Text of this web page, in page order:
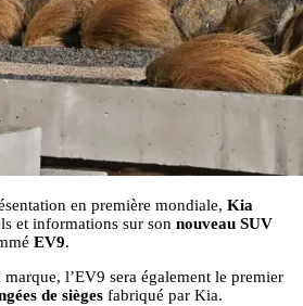
en première mondiale, Kia
et informations sur son nouveau SUV
EV9.
l’EV9 sera également le premier
de sièges fabriqué par Kia.